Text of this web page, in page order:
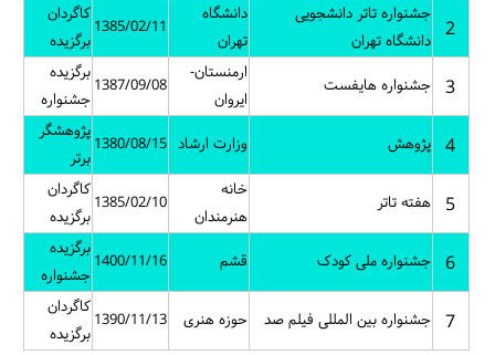
دانشگاه
تهران
1385/02/11
کاگردان
برگزیده
ارمنستان-
ایروان
1387/09/08
برگزیده
جشنواره
وزارت ارشاد
پژوهشگر
برتر
خانه
هنرمندان
کاگردان
برگزیده
قشم 1400/11/16
برگزیده
جشنواره
فیلم صد
حوزه هنری 1390/11/13
برگزیده